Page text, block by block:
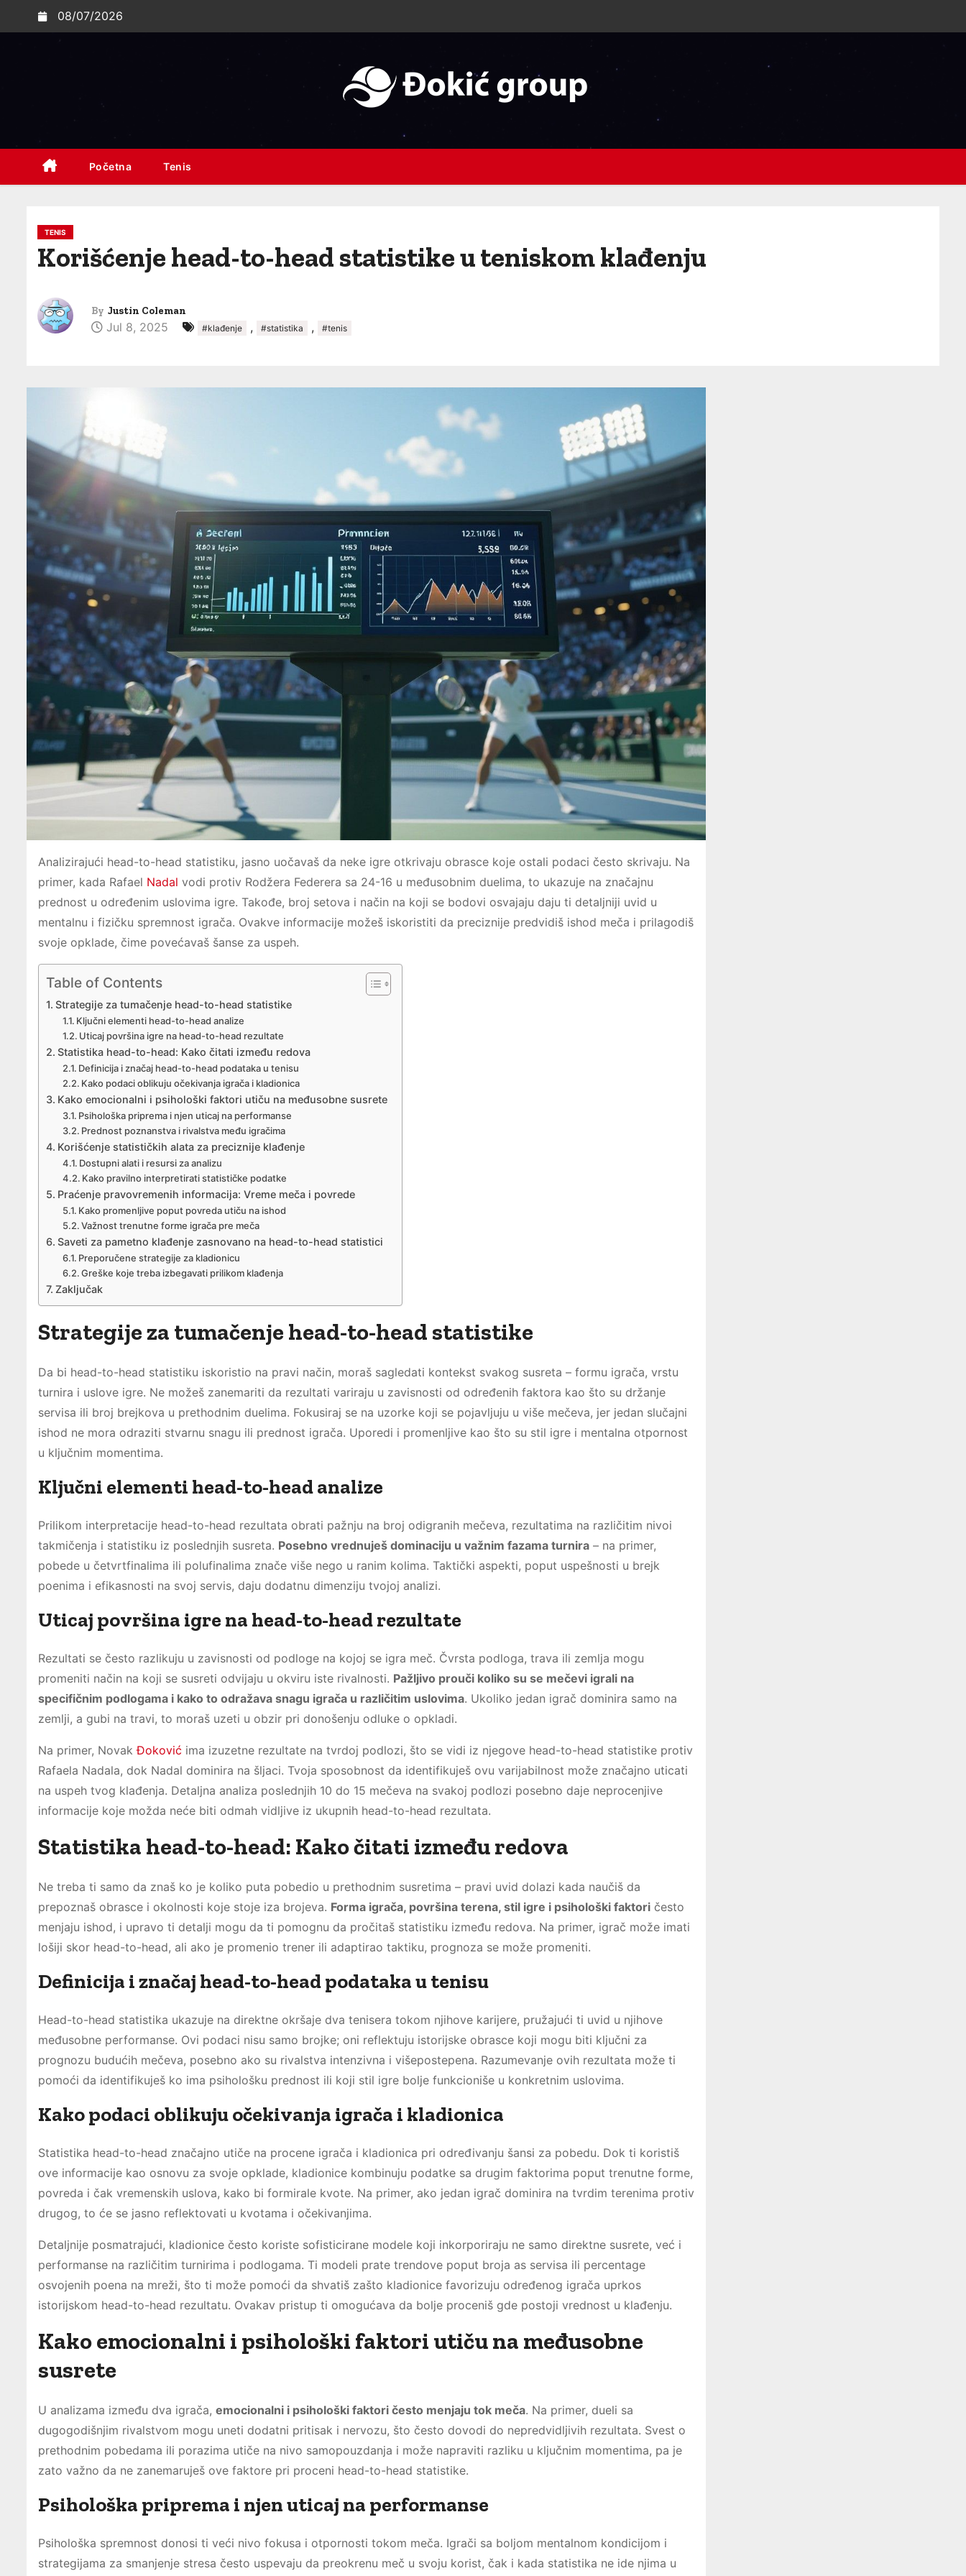
k
o
08/07/2026
Početna Tenis
TENIS
Korišćenje head-to-head statistike u teniskom klađenju
By Justin Coleman
Jul 8, 2025 #klađenje , #statistika , #tenis
Analizirajući head-to-head statistiku, jasno uočavaš da neke igre otkrivaju obrasce koje ostali podaci često skrivaju. Na
primer, kada Rafael Nadal vodi protiv Rodžera Federera sa 24-16 u međusobnim duelima, to ukazuje na značajnu
prednost u određenim uslovima igre. Takođe, broj setova i način na koji se bodovi osvajaju daju ti detaljniji uvid u
mentalnu i fizičku spremnost igrača. Ovakve informacije možeš iskoristiti da preciznije predvidiš ishod meča i prilagodiš
svoje opklade, čime povećavaš šanse za uspeh.
Table of Contents
Strategije za tumačenje head-to-head statistike
Ključni elementi head-to-head analize
Uticaj površina igre na head-to-head rezultate
Statistika head-to-head: Kako čitati između redova
Definicija i značaj head-to-head podataka u tenisu
Kako podaci oblikuju očekivanja igrača i kladionica
Kako emocionalni i psihološki faktori utiču na međusobne susrete
Psihološka priprema i njen uticaj na performanse
Prednost poznanstva i rivalstva među igračima
Korišćenje statističkih alata za preciznije klađenje
Dostupni alati i resursi za analizu
Kako pravilno interpretirati statističke podatke
Praćenje pravovremenih informacija: Vreme meča i povrede
Kako promenljive poput povreda utiču na ishod
Važnost trenutne forme igrača pre meča
Saveti za pametno klađenje zasnovano na head-to-head statistici
Preporučene strategije za kladionicu
Greške koje treba izbegavati prilikom klađenja
Zaključak
Strategije za tumačenje head-to-head statistike
Da bi head-to-head statistiku iskoristio na pravi način, moraš sagledati kontekst svakog susreta – formu igrača, vrstu
turnira i uslove igre. Ne možeš zanemariti da rezultati variraju u zavisnosti od određenih faktora kao što su držanje
servisa ili broj brejkova u prethodnim duelima. Fokusiraj se na uzorke koji se pojavljuju u više mečeva, jer jedan slučajni
ishod ne mora odraziti stvarnu snagu ili prednost igrača. Uporedi i promenljive kao što su stil igre i mentalna otpornost
u ključnim momentima.
Ključni elementi head-to-head analize
Prilikom interpretacije head-to-head rezultata obrati pažnju na broj odigranih mečeva, rezultatima na različitim nivoi
takmičenja i statistiku iz poslednjih susreta. Posebno vrednuješ dominaciju u važnim fazama turnira – na primer,
pobede u četvrtfinalima ili polufinalima znače više nego u ranim kolima. Taktički aspekti, poput uspešnosti u brejk
poenima i efikasnosti na svoj servis, daju dodatnu dimenziju tvojoj analizi.
Uticaj površina igre na head-to-head rezultate
Rezultati se često razlikuju u zavisnosti od podloge na kojoj se igra meč. Čvrsta podloga, trava ili zemlja mogu
promeniti način na koji se susreti odvijaju u okviru iste rivalnosti. Pažljivo prouči koliko su se mečevi igrali na
specifičnim podlogama i kako to odražava snagu igrača u različitim uslovima. Ukoliko jedan igrač dominira samo na
zemlji, a gubi na travi, to moraš uzeti u obzir pri donošenju odluke o opkladi.
Na primer, NovakĐoković ima izuzetne rezultate na tvrdoj podlozi, što se vidi iz njegove head-to-head statistike protiv
Rafaela Nadala, dok Nadal dominira na šljaci. Tvoja sposobnost da identifikuješ ovu varijabilnost može značajno uticati
na uspeh tvog klađenja. Detaljna analiza poslednjih 10 do 15 mečeva na svakoj podlozi posebno daje neprocenjive
informacije koje možda neće biti odmah vidljive iz ukupnih head-to-head rezultata.
Statistika head-to-head: Kako čitati između redova
Ne treba ti samo da znaš ko je koliko puta pobedio u prethodnim susretima – pravi uvid dolazi kada naučiš da
prepoznaš obrasce i okolnosti koje stoje iza brojeva. Forma igrača, površina terena, stil igre i psihološki faktori često
menjaju ishod, i upravo ti detalji mogu da ti pomognu da pročitaš statistiku između redova. Na primer, igrač može imati
lošiji skor head-to-head, ali ako je promenio trener ili adaptirao taktiku, prognoza se može promeniti.
Definicija i značaj head-to-head podataka u tenisu
Head-to-head statistika ukazuje na direktne okršaje dva tenisera tokom njihove karijere, pružajući ti uvid u njihove
međusobne performanse. Ovi podaci nisu samo brojke; oni reflektuju istorijske obrasce koji mogu biti ključni za
prognozu budućih mečeva, posebno ako su rivalstva intenzivna i višepostepena. Razumevanje ovih rezultata može ti
pomoći da identifikuješ ko ima psihološku prednost ili koji stil igre bolje funkcioniše u konkretnim uslovima.
Kako podaci oblikuju očekivanja igrača i kladionica
Statistika head-to-head značajno utiče na procene igrača i kladionica pri određivanju šansi za pobedu. Dok ti koristiš
ove informacije kao osnovu za svoje opklade, kladionice kombinuju podatke sa drugim faktorima poput trenutne forme,
povreda i čak vremenskih uslova, kako bi formirale kvote. Na primer, ako jedan igrač dominira na tvrdim terenima protiv
drugog, to će se jasno reflektovati u kvotama i očekivanjima.
Detaljnije posmatrajući, kladionice često koriste sofisticirane modele koji inkorporiraju ne samo direktne susrete, već i
performanse na različitim turnirima i podlogama. Ti modeli prate trendove poput broja as servisa ili percentage
osvojenih poena na mreži, što ti može pomoći da shvatiš zašto kladionice favorizuju određenog igrača uprkos
istorijskom head-to-head rezultatu. Ovakav pristup ti omogućava da bolje proceniš gde postoji vrednost u klađenju.
Kako emocionalni i psihološki faktori utiču na međusobne
susrete
U analizama između dva igrača, emocionalni i psihološki faktori često menjaju tok meča. Na primer, dueli sa
dugogodišnjim rivalstvom mogu uneti dodatni pritisak i nervozu, što često dovodi do nepredvidljivih rezultata. Svest o
prethodnim pobedama ili porazima utiče na nivo samopouzdanja i može napraviti razliku u ključnim momentima, pa je
zato važno da ne zanemaruješ ove faktore pri proceni head-to-head statistike.
Psihološka priprema i njen uticaj na performanse
Psihološka spremnost donosi ti veći nivo fokusa i otpornosti tokom meča. Igrači sa boljom mentalnom kondicijom i
strategijama za smanjenje stresa često uspevaju da preokrenu meč u svoju korist, čak i kada statistika ne ide njima u